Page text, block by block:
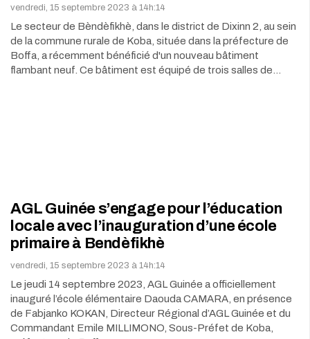
vendredi, 15 septembre 2023 à 14h:14
Le secteur de Bèndèfikhè, dans le district de Dixinn 2, au sein
de la commune rurale de Koba, située dans la préfecture de
Boffa, a récemment bénéficié d'un nouveau bâtiment
flambant neuf. Ce bâtiment est équipé de trois salles de…
AGL Guinée s’engage pour l’éducation
locale avec l’inauguration d’une école
primaire à Bendèfikhè
vendredi, 15 septembre 2023 à 14h:14
Le jeudi 14 septembre 2023, AGL Guinée a officiellement
inauguré l’école élémentaire Daouda CAMARA, en présence
de Fabjanko KOKAN, Directeur Régional d’AGL Guinée et du
Commandant Emile MILLIMONO, Sous-Préfet de Koba,